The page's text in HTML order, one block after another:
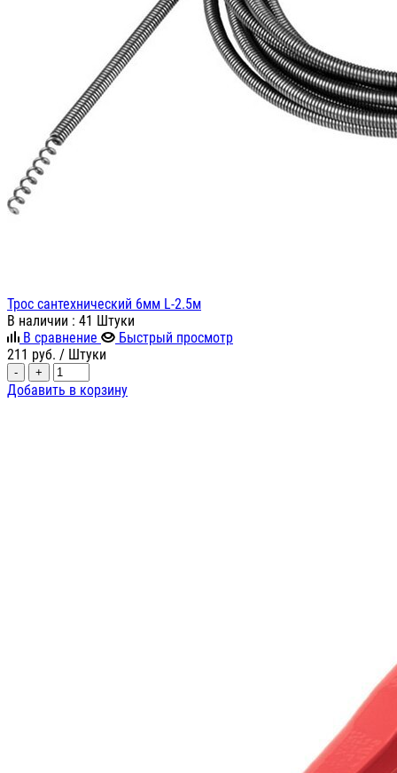
Трос сантехнический 6мм L-2.5м
В наличии : 41 Штуки
В сравнение
Быстрый просмотр
211 руб. / Штуки
- +
Добавить в корзину